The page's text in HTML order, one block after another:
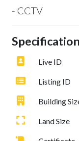
- CCTV
Specification
Live ID
Listing ID
Building
Land Size